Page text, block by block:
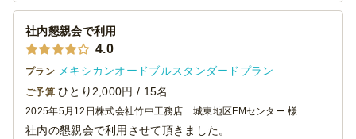
サラダ用のトングが入っていなかったので、各自お箸で取
りました。
味は良かったと皆さん好評でしたが、サラダとピクルスが
最後半分以上残りそれが、残念でした。
社内懇親会で利用
4.0
プラン メキシカンオードブルスタンダードプラン
ご予算 ひとり2,000円 / 15名
2025年5月12日 株式会社竹中工務店 城東地区FMセンター 様
社内の懇親会で利用させて頂きました。